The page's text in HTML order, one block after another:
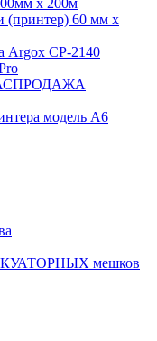
х 200м
(принтер) 60 мм х
Argox CP-2140
модель А6
мешков